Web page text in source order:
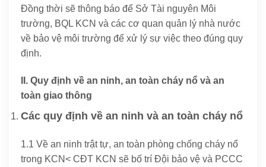
Đồng thời sẽ thông báo để Sở Tài nguyên Môi
trường, BQL KCN và các cơ quan quản lý nhà nước
về bảo vệ môi trường để xử lý sự việc theo đúng quy
định.
II. Quy định về an ninh, an toàn cháy nổ và an
toàn giao thông
Các quy định về an ninh và an toàn cháy nổ
1.1 Về an ninh trật tự, an toàn phòng chống cháy nổ
trong KCN< CĐT KCN sẽ bố trí Đội bảo vệ và PCCC